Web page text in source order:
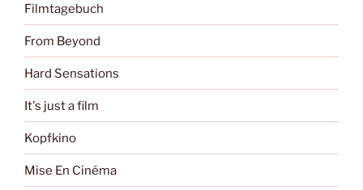
Filmtagebuch
From Beyond
Hard Sensations
It's just a film
Kopfkino
Mise En Cinéma